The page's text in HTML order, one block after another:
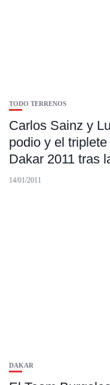
TODO TERRENOS
Carlos Sainz y
podio y el
Dakar 2011 tras
14/01/2011
DAKAR